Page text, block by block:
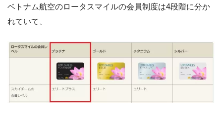
ベトナム航空のロータスマイルの会員制度は4段階に分か
れていて、